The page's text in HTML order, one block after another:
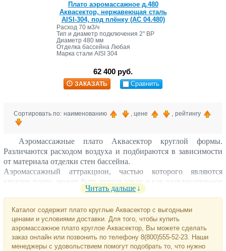
Плато аэромассажное д.480
Аквасектор, нержавеющая сталь
AISI-304, под плёнку (АС 04.480)
Расход 70 м3/ч
Тип и диаметр подключения 2" ВР
Диаметр 480 мм
Отделка бассейна Любая
Марка стали AISI 304
62 400 руб.
ЗАКАЗАТЬ Сравнить
Сортировать по: наименованию , цене , рейтингу
Аэромассажные плато Аквасектор круглой формы.
Различаются расходом воздуха и подбираются в зависимости
от материала отделки стен бассейна.
Аэромассажный аттракцион, частью которого являются
круглое плато, может быть использован и как развлекательное
средство и как массажное.
требуется установка компрессора низкого давления.
Читать дальше
Каталог содержит плато круглые Аквасектор с выгодными
ценами и условиями доставки. Для того, чтобы купить
аэромассажное плато круглое Аквасектор, Вы можете сделать
заказ онлайн или позвонить по телефону 8(800)555-52-23. Наши
менеджеры с удовольствием помогут подобрать то, что нужно